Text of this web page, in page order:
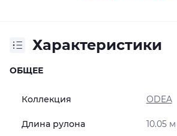
Характеристики
ОБЩЕЕ
Коллекция ODEA
Длина рулона 10.05 м